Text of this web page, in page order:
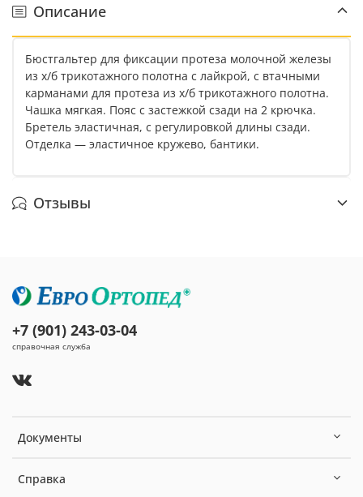
Описание
Бюстгальтер для фиксации протеза молочной железы
из х/б трикотажного полотна с лайкрой, с втачными
карманами для протеза из х/б трикотажного полотна.
Чашка мягкая. Пояс с застежкой сзади на 2 крючка.
Бретель эластичная, с регулировкой длины сзади.
Отделка — эластичное кружево, бантики.
Отзывы
Документы
Справка
+7 (901) 243-03-04
справочная служба